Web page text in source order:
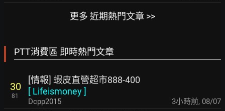
更多 近期熱門文章 >>
PTT消費區 即時熱門文章
30
81
[情報] 蝦皮直營超市888-400
[ Lifeismoney]
Dcpp2015 3小時前, 08/07